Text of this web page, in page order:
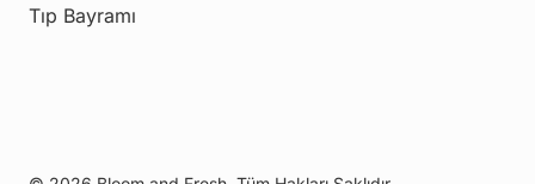
Tıp Bayramı